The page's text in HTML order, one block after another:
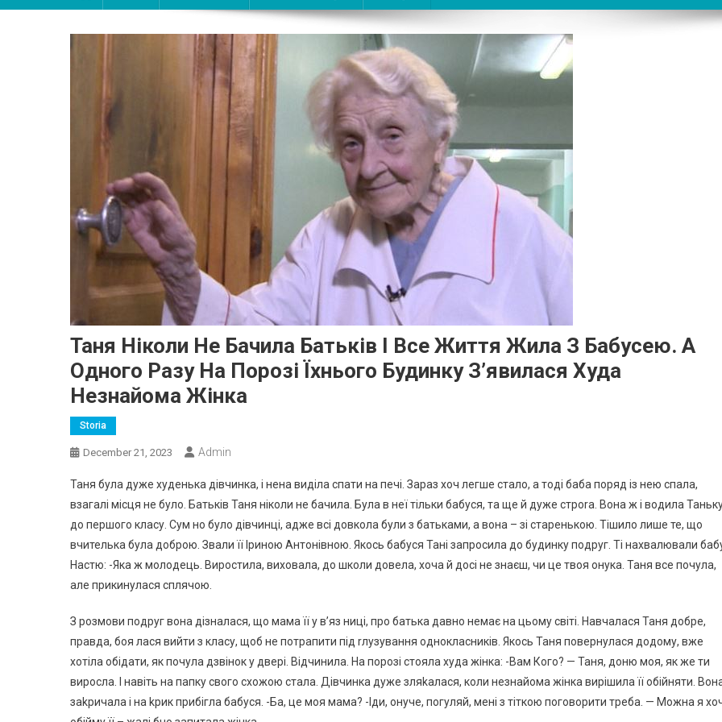
Таня Ніколи Не Бачила Батьків І Все Життя Жила З Бабусею. А
Одного Разу На Порозі Їхнього Будинку З’явилася Худа
Незнайома Жінка
Storia
December 21, 2023 Admin
Таня була дуже худенька дівчинка, і нена виділа спати на печі. Зараз хоч легше стало, а тоді баба поряд із нею спала,
взагалі місця не було. Батьків Таня ніколи не бачила. Була в неї тільки бабуся, та ще й дуже строrа. Вона ж і водила
до першого класу. Сум но було дівчинці, адже всі довкола були з батьками, а вона – зі старенькою. Тішило лише те, що
вчителька була доброю. Звали її Іриною Антонівною. Якось бабуся Тані запросила до будинку подруг. Ті нахвалювали
Настю: -Яка ж молодець. Виростила, виховала, до школи довела, хоча й досі не знаєш, чи це твоя онука. Таня все почула,
але прикинулася сплячою.
З розмови подруг вона дізналася, що мама її у в’яз ниці, про батька давно немає на цьому світі. Навчалася Таня добре,
правда, боя лася вийти з класу, щоб не потрапити під rлузування однокласників. Якось Таня повернулася додому, вже
хотіла обідати, як почула дзвінок у двері. Відчинила. На порозі стояла худа жінка: -Вам Кого? — Таня, доню моя, як же ти
виросла. І навіть на папку свого схожою стала. Дівчинка дуже зляkалася, коли незнайома жінка вирішила її обійняти.
заkричала і на kрик прибігла бабуся. -Ба, це моя мама? -Іди, онуче, погуляй, мені з тіткою поговорити треба. — Можна я